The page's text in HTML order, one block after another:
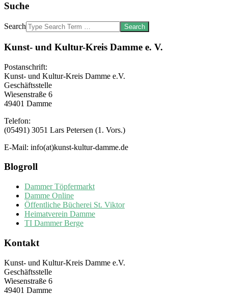
Suche
Search
Kunst- und Kultur-Kreis Damme e. V.
Postanschrift:
Kunst- und Kultur-Kreis Damme e.V.
Geschäftsstelle
Wiesenstraße 6
49401 Damme
Telefon:
(05491) 3051 Lars Petersen (1. Vors.)
E-Mail: info(at)kunst-kultur-damme.de
Blogroll
Dammer Töpfermarkt
Damme Online
Öffentliche Bücherei St. Viktor
Heimatverein Damme
TI Dammer Berge
Kontakt
Kunst- und Kultur-Kreis Damme e.V.
Geschäftsstelle
Wiesenstraße 6
49401 Damme